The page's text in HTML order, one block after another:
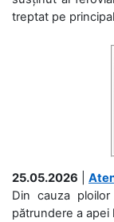
treptat pe
25.05.2026
Din cauza
pătrundere a